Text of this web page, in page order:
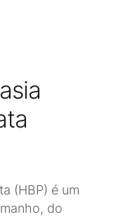
(HBP) é um
do